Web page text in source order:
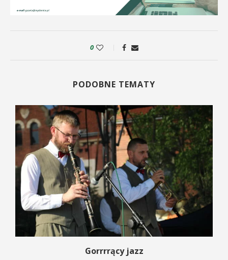
0
PODOBNE TEMATY
Gorrrrący jazz